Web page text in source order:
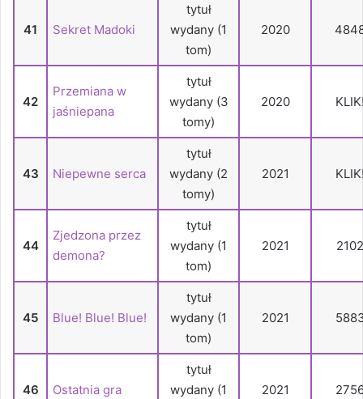
41 Sekret Madoki
tytuł
wydany (1
tom)
2020
42
Przemiana w
jaśniepana
tytuł
wydany (3
tomy)
2020
43 Niepewne serca
tytuł
wydany (2
tomy)
2021
44
Zjedzona przez
demona?
tytuł
wydany (1
tom)
2021 2102
45 Blue! Blue! Blue!
tytuł
wydany (1
tom)
2021
46 Ostatnia gra
tytuł
wydany (1
2021